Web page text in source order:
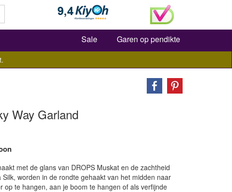
Zoeken
Sale Garen op pendikte
Way Garland
met de glans van DROPS Muskat en de zachtheid
Silk, worden in de rondte gehaakt van het midden naar
op te hangen, aan je boom te hangen of als verfijnde